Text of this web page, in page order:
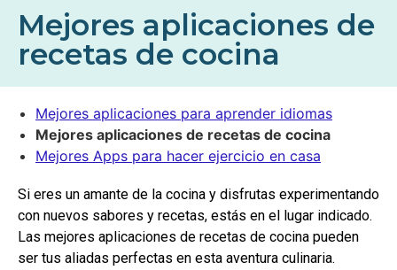
Mejores aplicaciones de
recetas de cocina
Mejores aplicaciones para aprender idiomas
Mejores aplicaciones de recetas de cocina
Mejores Apps para hacer ejercicio en casa
Si eres un amante de la cocina y disfrutas experimentando
con nuevos sabores y recetas, estás en el lugar indicado.
Las mejores aplicaciones de recetas de cocina pueden
ser tus aliadas perfectas en esta aventura culinaria.